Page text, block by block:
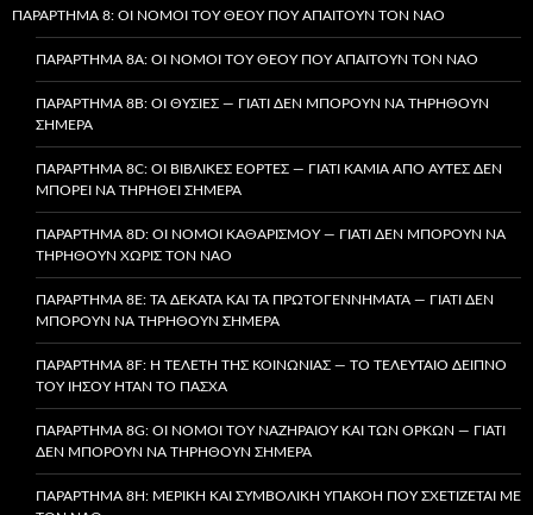
ΠΑΡΆΡΤΗΜΑ 8: ΟΙ ΝΌΜΟΙ ΤΟΥ ΘΕΟΎ ΠΟΥ ΑΠΑΙΤΟΎΝ ΤΟΝ ΝΑΌ
ΠΑΡΆΡΤΗΜΑ 8A: ΟΙ ΝΌΜΟΙ ΤΟΥ ΘΕΟΎ ΠΟΥ ΑΠΑΙΤΟΎΝ ΤΟΝ ΝΑΌ
ΠΑΡΆΡΤΗΜΑ 8B: ΟΙ ΘΥΣΊΕΣ — ΓΙΑΤΊ ΔΕΝ ΜΠΟΡΟΎΝ ΝΑ ΤΗΡΗΘΟΎΝ
ΣΉΜΕΡΑ
ΠΑΡΆΡΤΗΜΑ 8C: ΟΙ ΒΙΒΛΙΚΈΣ ΕΟΡΤΈΣ — ΓΙΑΤΊ ΚΑΜΊΑ ΑΠΌ ΑΥΤΈΣ ΔΕΝ
ΜΠΟΡΕΊ ΝΑ ΤΗΡΗΘΕΊ ΣΉΜΕΡΑ
ΠΑΡΆΡΤΗΜΑ 8D: ΟΙ ΝΌΜΟΙ ΚΑΘΑΡΙΣΜΟΎ — ΓΙΑΤΊ ΔΕΝ ΜΠΟΡΟΎΝ ΝΑ
ΤΗΡΗΘΟΎΝ ΧΩΡΊΣ ΤΟΝ ΝΑΌ
ΠΑΡΆΡΤΗΜΑ 8E: ΤΑ ΔΈΚΑΤΑ ΚΑΙ ΤΑ ΠΡΩΤΟΓΕΝΝΉΜΑΤΑ — ΓΙΑΤΊ ΔΕΝ
ΜΠΟΡΟΎΝ ΝΑ ΤΗΡΗΘΟΎΝ ΣΉΜΕΡΑ
ΠΑΡΆΡΤΗΜΑ 8F: Η ΤΕΛΕΤΉ ΤΗΣ ΚΟΙΝΩΝΊΑΣ — ΤΟ ΤΕΛΕΥΤΑΊΟ ΔΕΊΠΝΟ
ΤΟΥ ΙΗΣΟΎ ΉΤΑΝ ΤΟ ΠΆΣΧΑ
ΠΑΡΆΡΤΗΜΑ 8G: ΟΙ ΝΌΜΟΙ ΤΟΥ ΝΑΖΗΡΑΊΟΥ ΚΑΙ ΤΩΝ ΌΡΚΩΝ — ΓΙΑΤΊ
ΔΕΝ ΜΠΟΡΟΎΝ ΝΑ ΤΗΡΗΘΟΎΝ ΣΉΜΕΡΑ
ΠΑΡΆΡΤΗΜΑ 8H: ΜΕΡΙΚΉ ΚΑΙ ΣΥΜΒΟΛΙΚΉ ΥΠΑΚΟΉ ΠΟΥ ΣΧΕΤΊΖΕΤΑΙ ΜΕ